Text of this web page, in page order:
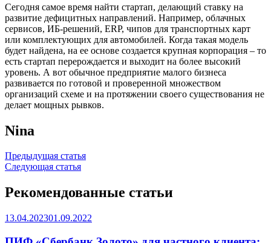
Сегодня самое время найти стартап, делающий ставку на
развитие дефицитных направлений. Например, облачных
сервисов, ИБ-решений, ERP, чипов для транспортных карт
или комплектующих для автомобилей. Когда такая модель
будет найдена, на ее основе создается крупная корпорация – то
есть стартап перерождается и выходит на более высокий
уровень. А вот обычное предприятие малого бизнеса
развивается по готовой и проверенной множеством
организаций схеме и на протяжении своего существования не
делает мощных рывков.
Nina
Навигация
по
записям
Предыдущая статья
Следующая статья
Рекомендованные статьи
13.04.202301.09.2022